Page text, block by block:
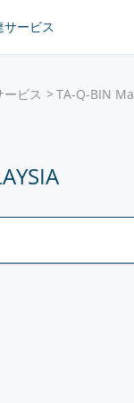
サービス
ービス TA-Q-BIN